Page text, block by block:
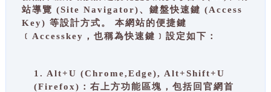
站導覽 (Site Navigator)、鍵盤快速鍵 (Access
Key) 等設計方式。 本網站的便捷鍵
﹝Accesskey，也稱為快速鍵﹞設定如下：
1. Alt+U (Chrome,Edge), Alt+Shift+U
(Firefox)：右上方功能區塊，包括回官網首